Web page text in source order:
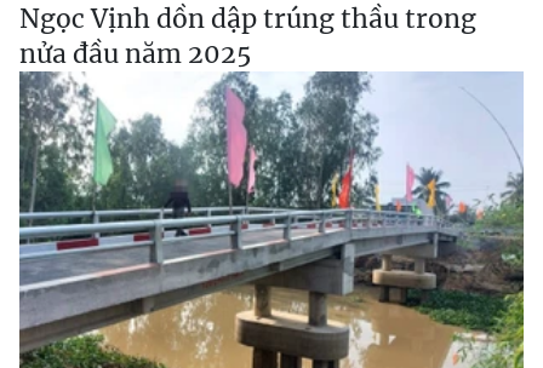
Ngọc Vịnh dồn dập trúng thầu trong
nửa đầu năm 2025